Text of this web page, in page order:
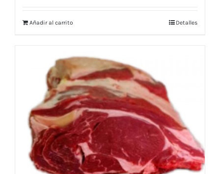
Añadir al carrito Detalles